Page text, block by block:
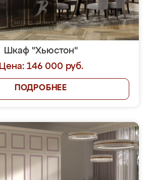
Шкаф "Хьюстон"
Цена: 146 000 руб.
ПОДРОБНЕЕ